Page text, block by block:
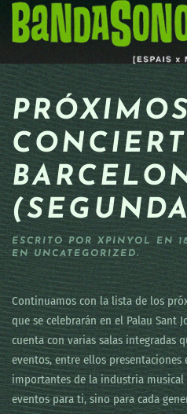
Skip to main content
ESCRITO POR XPINYOL EN
ENUNCATEGORIZED.
Continuamos con la lista de los
que se celebrarán en el Palau Sant
cuenta con varias salas integradas
eventos, entre ellos
importantes de la industria
eventos para ti, sino para cada